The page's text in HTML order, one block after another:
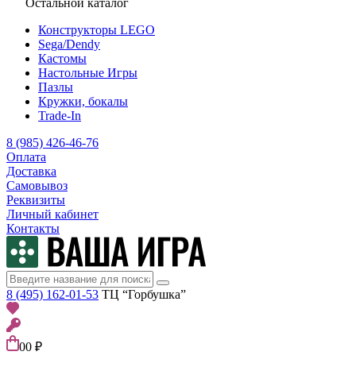
Остальной каталог
Конструкторы LEGO
Sega/Dendy
Кастомы
Настольные Игры
Пазлы
Кружки, бокалы
Trade-In
8 (985) 426-46-76
Оплата
Доставка
Самовывоз
Реквизиты
Личный кабинет
Контакты
8 (495) 162-01-53 ТЦ “Горбушка”
00 ₽